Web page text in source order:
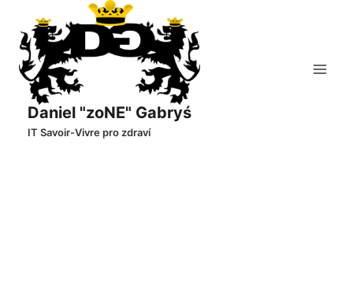
obsah
Daniel "zoNE" Gabryś
IT Savoir-Vivre pro zdraví